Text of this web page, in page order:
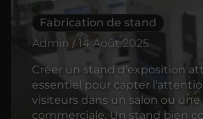
Fabrication de stand
Admin / 14 Août 2025
Créer un stand d'exposition
essentiel pour capter
visiteurs dans un salon ou une
commerciale. Un stand bien